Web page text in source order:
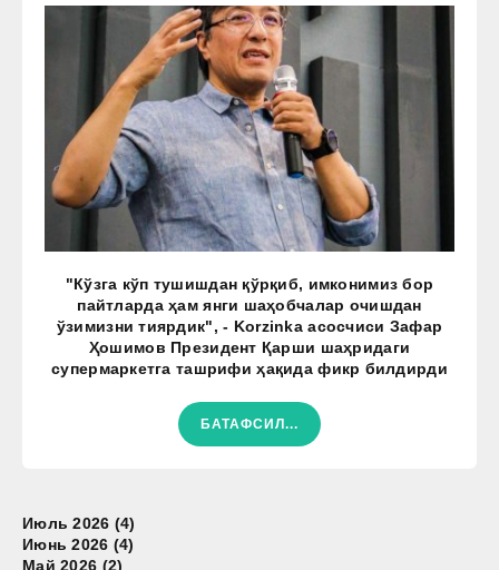
"Кўзга кўп тушишдан қўрқиб, имконимиз бор
пайтларда ҳам янги шаҳобчалар очишдан
ўзимизни тиярдик", - Korzinka асосчиси Зафар
Ҳошимов Президент Қарши шаҳридаги
супермаркетга ташрифи ҳақида фикр билдирди
БАТАФСИЛ...
Июль 2026 (4)
Июнь 2026 (4)
Май 2026 (2)